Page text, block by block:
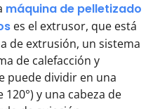
máquina de pelletizado
es el extrusor, que está
de extrusión, un sistema
de calefacción y
puede dividir en una
y una cabeza de